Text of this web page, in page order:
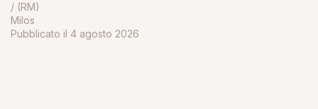
/ (RM)
Milos
Pubblicato il 4 agosto 2026